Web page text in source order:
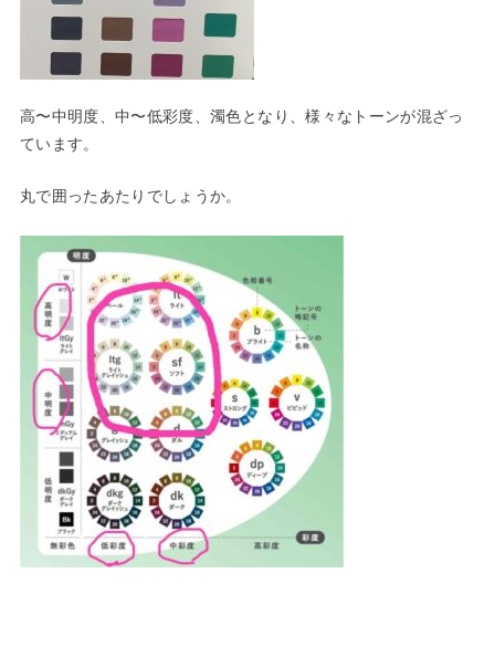
高〜中明度、中〜低彩度、濁色となり、様々なトーンが混ざっ
てい ます。
丸で囲ったあたりでしょうか。